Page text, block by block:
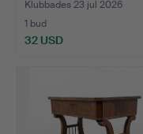
Klubbades 23 jul 2026
1 bud
32 USD